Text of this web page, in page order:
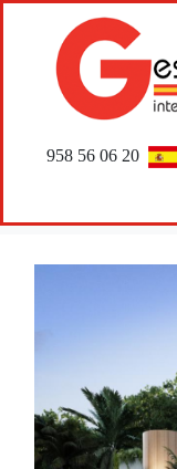
958 56 06 20